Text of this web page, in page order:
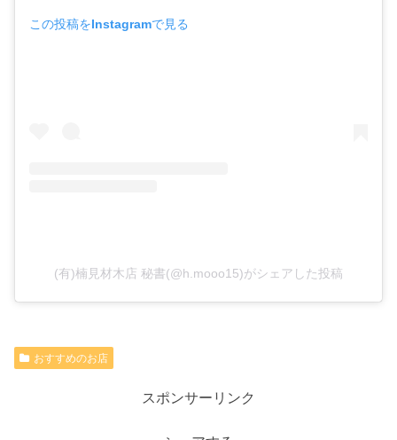
この投稿をInstagramで見る
(有)楠見材木店 秘書(@h.mooo15)がシェアした投稿
おすすめのお店
スポンサーリンク